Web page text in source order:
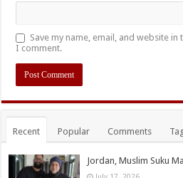
Save my name, email, and website
I comment.
Recent Popular Comments
Jordan, Muslim Suku